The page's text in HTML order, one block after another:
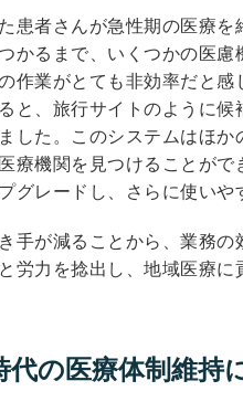
患者さんが急性期の医療
かるまで、いくつかの医
作業がとても非効率だと
と、旅行サイトのように
した。このシステムはほ
療機関を見つけることが
グレードし、さらに使いや
手が減ることから、業務
労力を捻出し、地域医療
代の医療体制維持